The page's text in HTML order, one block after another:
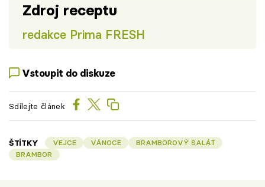
Zdroj receptu
redakce Prima FRESH
Vstoupit do diskuze
Sdílejte článek
ŠTÍTKY VEJCE VÁNOCE
BRAMBOROVÝ SALÁT
BRAMBOR